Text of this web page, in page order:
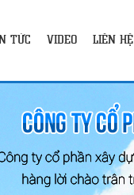
TỨC VIDEO LIÊN HỆ